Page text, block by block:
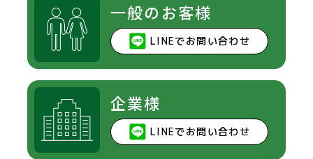
一般のお客様
LINEでお問い合わせ
企業様
LINEでお問い合わせ